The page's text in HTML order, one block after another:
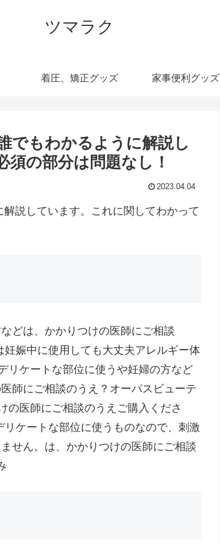
ツマラク
着圧、矯正グッズ 家事便利グッズ
でもわかるように解説し
の部分は問題なし！
2023.04.04
説しています。これに関してわかって
どは、かかりつけの医師にご相談
娠中に使用しても大丈夫アレルギー体
リケートな部位に使うや妊婦の方など
師にご相談のうえ？オーパスビューテ
の医師にご相談のうえご購入くださ
ケートな部位に使うものなので、刺激
せん。は、かかりつけの医師にご相談